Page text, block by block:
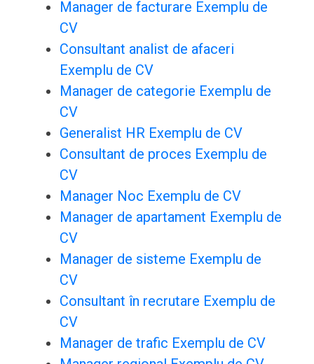
Manager de facturare Exemplu de
CV
Consultant analist de afaceri
Exemplu de CV
Manager de categorie Exemplu de
CV
Generalist HR Exemplu de CV
Consultant de proces Exemplu de
CV
Manager Noc Exemplu de CV
Manager de apartament Exemplu de
CV
Manager de sisteme Exemplu de
CV
Consultant în recrutare Exemplu de
CV
Manager de trafic Exemplu de CV